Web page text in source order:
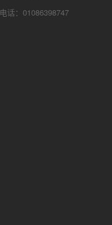
电话：01086398747